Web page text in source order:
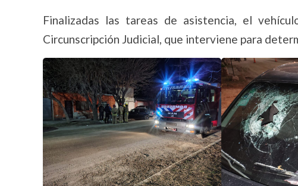
Finalizadas las tareas de asistencia, el
Circunscripción Judicial, que interviene para